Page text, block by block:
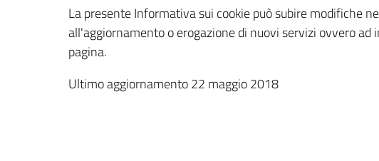
La presente Informativa sui cookie può subire modifiche
all'aggiornamento o erogazione di nuovi servizi ovvero
pagina.
Ultimo aggiornamento 22 maggio 2018